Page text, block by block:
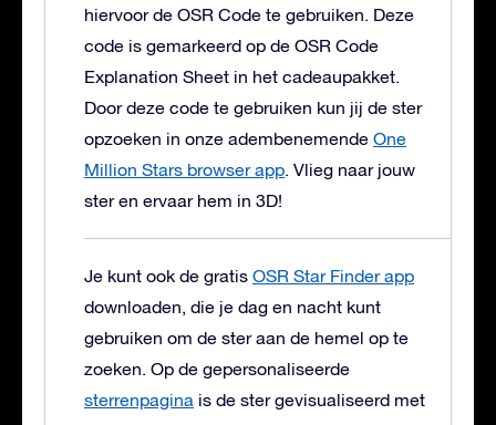
hiervoor de OSR Code te gebruiken. Deze
code is gemarkeerd op de OSR Code
Explanation Sheet in het cadeaupakket.
Door deze code te gebruiken kun jij de ster
opzoeken in onze adembenemende One
Million Stars browser app. Vlieg naar jouw
ster en ervaar hem in 3D!
Je kunt ook de gratis OSR Star Finder app
downloaden, die je dag en nacht kunt
gebruiken om de ster aan de hemel op te
zoeken. Op de gepersonaliseerde
sterrenpagina is de ster gevisualiseerd met